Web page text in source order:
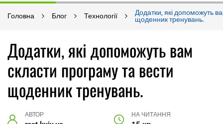
Головна Блог Технології
Додатки, які допоможуть
щоденник тренувань.
Додатки, які допоможуть вам
скласти програму та вести
щоденник тренувань.
АВТОР НА ЧИТАННЯ